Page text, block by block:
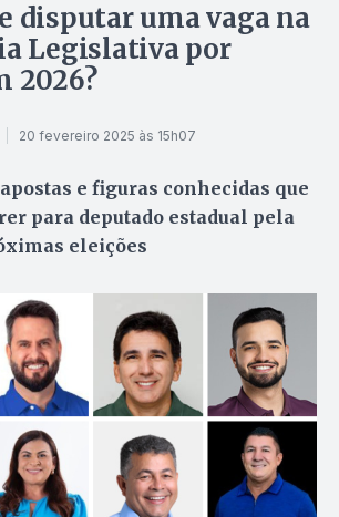
disputar uma vaga na
Legislativa por
2026?
20 fevereiro 2025 às 15h07
e figuras conhecidas que
para deputado estadual pela
eleições